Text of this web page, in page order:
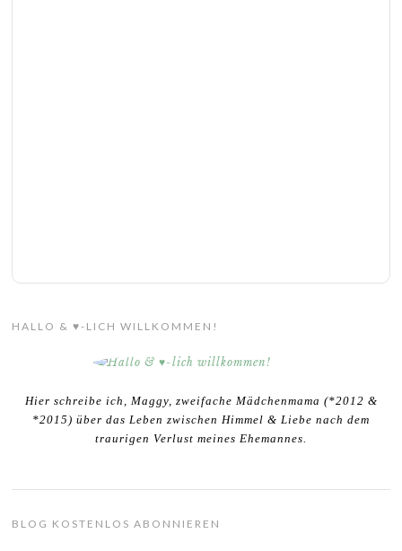
HALLO & ♥-LICH WILLKOMMEN!
Hier schreibe ich, Maggy, zweifache Mädchenmama (*2012 &
*2015) über das Leben zwischen Himmel & Liebe nach dem
traurigen Verlust meines Ehemannes.
BLOG KOSTENLOS ABONNIEREN